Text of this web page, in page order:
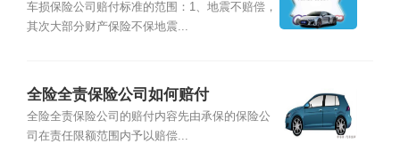
车损保险公司赔付标准的范围：1、地震不赔偿，
其次大部分财产保险不保地震...
全险全责保险公司如何赔付
全险全责保险公司的赔付内容先由承保的保险公
司在责任限额范围内予以赔偿...